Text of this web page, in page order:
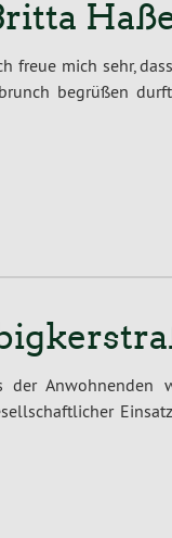
freue mich sehr,
begrüßen
der